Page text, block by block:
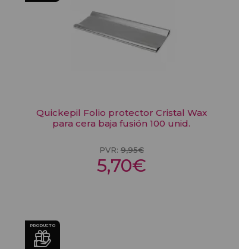
Quickepil Folio protector Cristal Wax
para cera baja fusión 100 unid.
PVR: 9,95€
5,70€
PRODUCTO